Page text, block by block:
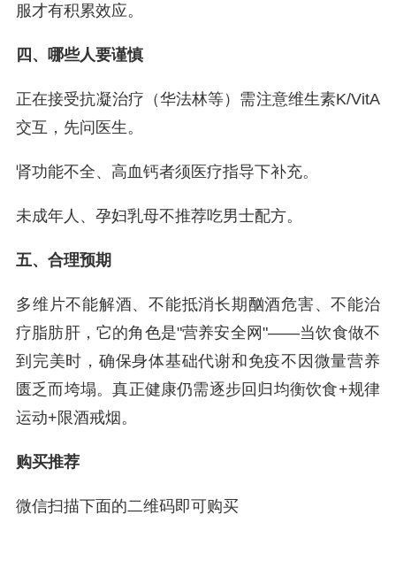
服才有积累效应。
四、哪些人要谨慎
正在接受抗凝治疗（华法林等）需注意维生素K/VitA
交互，先问医生。
肾功能不全、高血钙者须医疗指导下补充。
未成年人、孕妇乳母不推荐吃男士配方。
五、合理预期
多维片不能解酒、不能抵消长期酗酒危害、不能治
疗脂肪肝，它的角色是"营养安全网"——当饮食做不
到完美时，确保身体基础代谢和免疫不因微量营养
匮乏而垮塌。真正健康仍需逐步回归均衡饮食+规律
运动+限酒戒烟。
购买推荐
微信扫描下面的二维码即可购买